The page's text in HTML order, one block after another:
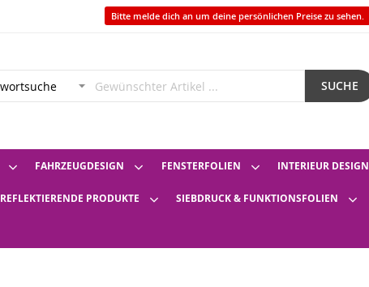
Bitte melde dich an um deine persönlichen Preise zu sehen.
SUCHE
FAHRZEUGDESIGN FENSTERFOLIEN INTERIEUR DESIGN
REFLEKTIERENDE PRODUKTE SIEBDRUCK & FUNKTIONSFOLIEN